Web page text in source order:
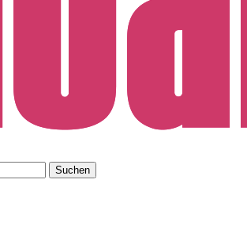
Suchen